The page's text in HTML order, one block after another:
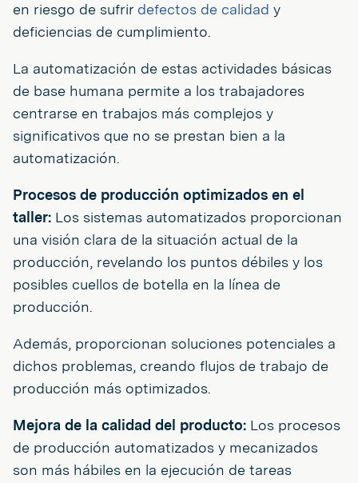
en riesgo de sufrir defectos de calidad y
deficiencias de cumplimiento.
La automatización de estas actividades básicas
de base humana permite a los trabajadores
centrarse en trabajos más complejos y
significativos que no se prestan bien a la
automatización.
Procesos de producción optimizados en el
taller: Los sistemas automatizados proporcionan
una visión clara de la situación actual de la
producción, revelando los puntos débiles y los
posibles cuellos de botella en la línea de
producción.
Además, proporcionan soluciones potenciales a
dichos problemas, creando flujos de trabajo de
producción más optimizados.
Mejora de la calidad del producto: Los procesos
de producción automatizados y mecanizados
son más hábiles en la ejecución de tareas